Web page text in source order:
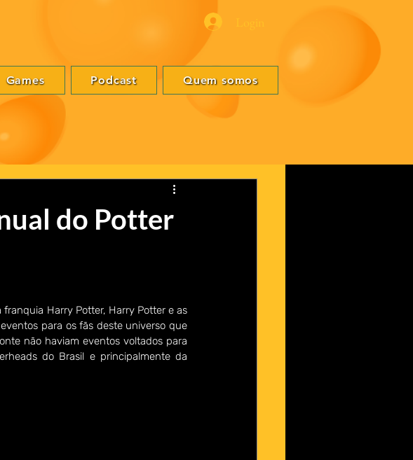
Games Podcast Quem somos
do Potter
Harry Potter, Harry Potter e as
para os fãs deste universo que
não haviam eventos voltados para
do Brasil e principalmente da